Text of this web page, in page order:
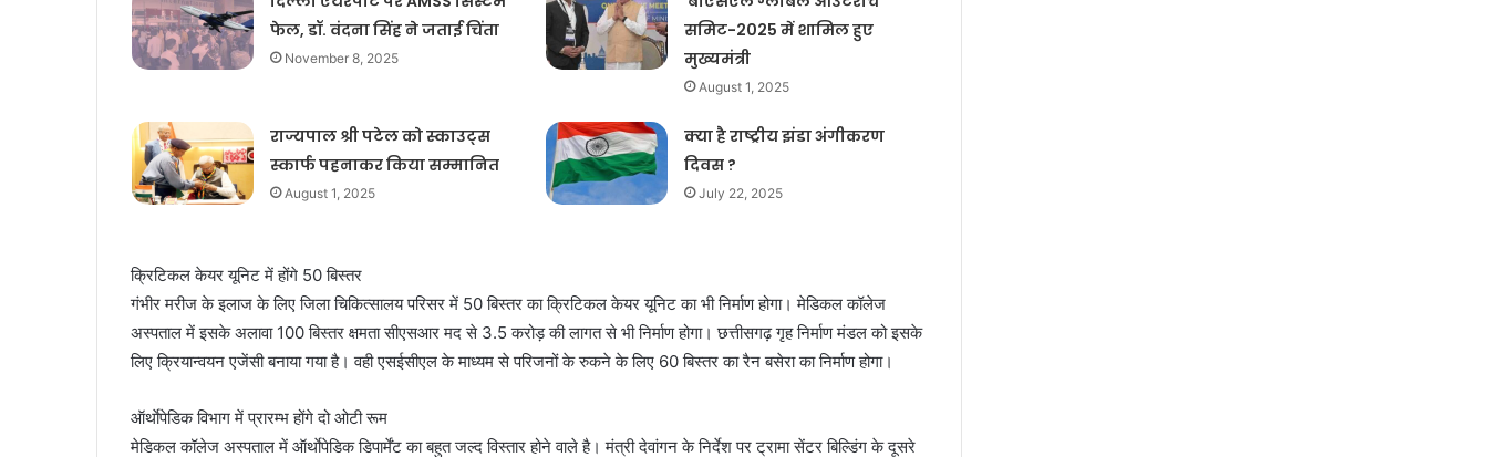
फेल, डॉ. वंदना सिंह ने जताई चिंता
November 8, 2025
समिट-2025 में शामिल हुए
मुख्यमंत्री
August 1, 2025
राज्यपाल श्री पटेल को स्काउट्स
स्कार्फ पहनाकर किया सम्मानित
August 1, 2025
क्या है राष्ट्रीय झंडा अंगीकरण
दिवस ?
July 22, 2025
क्रिटिकल केयर यूनिट में होंगे 50 बिस्तर
गंभीर मरीज के इलाज के लिए जिला चिकित्सालय परिसर में 50 बिस्तर का क्रिटिकल केयर यूनिट का भी निर्माण होगा। मेडिकल कॉलेज
अस्पताल में इसके अलावा 100 बिस्तर क्षमता सीएसआर मद से 3.5 करोड़ की लागत से भी निर्माण होगा। छत्तीसगढ़ गृह निर्माण मंडल को इसके
लिए क्रियान्वयन एजेंसी बनाया गया है। वही एसईसीएल के माध्यम से परिजनों के रुकने के लिए 60 बिस्तर का रैन बसेरा का निर्माण होगा।
ऑर्थाेपेडिक विभाग में प्रारम्भ होंगे दो ओटी रूम
मेडिकल कॉलेज अस्पताल में ऑर्थाेपेडिक डिपार्मेंट का बहुत जल्द विस्तार होने वाले है। मंत्री देवांगन के निर्देश पर ट्रामा सेंटर बिल्डिंग के दूसरे